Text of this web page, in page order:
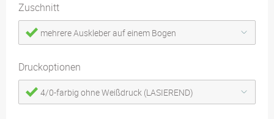
Zuschnitt
mehrere Auskleber auf einem Bogen
Druckoptionen
4/0-farbig ohne Weißdruck (LASIEREND)